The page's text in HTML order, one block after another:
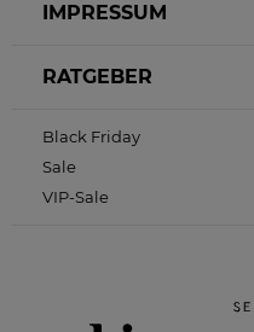
IMPRESSUM
RATGEBER
Black Friday
Sale
VIP-Sale